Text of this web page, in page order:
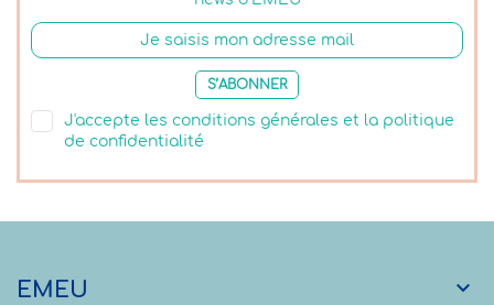
S’ABONNER
J'accepte les conditions générales et la politique
de confidentialité
EMEU 